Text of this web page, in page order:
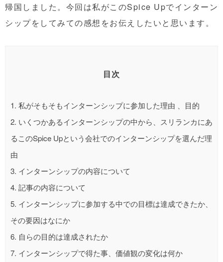
帰国しました。今回は私がこのSpice Upでインターン
シップをしてみての感想をお伝えしたいと思います。
目次
1. 私がそもそもインターンシップに参加した理由 、目的
2. いくつかあるインターンシップの中から、スリランカにあ
るこのSpice Upという会社でのインターンシップを選んだ理
由
3. インターンシップの内容について
4. 記事の内容について
5. インターンシップに参加する中での目標は達成できたか、
その要因はなにか
6. 自らの目的は達成されたか
7. インターンシップで得た事、価値観の変化は何か